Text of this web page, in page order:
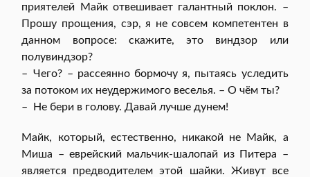
приятелей Майк отвешивает галантный поклон. –
Прошу прощения, сэр, я не совсем компетентен в
данном вопросе: скажите, это виндзор или
полувиндзор?
– Чего? – рассеянно бормочу я, пытаясь уследить
за потоком их неудержимого веселья. – О чём ты?
– Не бери в голову. Давай лучше дунем!
Майк, который, естественно, никакой не Майк, а
Миша – еврейский мальчик-шалопай из Питера –
является предводителем этой шайки. Живут все